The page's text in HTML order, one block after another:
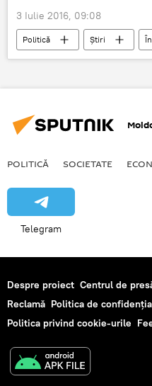
3 Iulie 2016, 09:08
Politică Știri
România
UE
POLITICĂ SOCIETATE
Telegram
Despre proiect Centrul de
Reclamă Politica de
Politica privind cookie-urile